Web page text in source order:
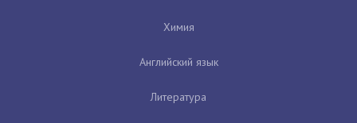
Химия
Английский язык
Литература